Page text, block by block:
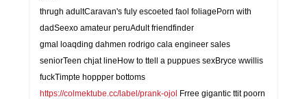
thrugh adultCaravan's fuly escoeted faol foliagePorn with
dadSeexo amateur peruAdult friendfinder
gmal loaqding dahmen rodrigo cala engineer sales
seniorTeen chjat lineHow to ttell a puppues sexBryce wwillis
fuckTimpte hoppper bottoms
https://colmektube.cc/label/prank-ojol
Frree gigantic ttit poorn